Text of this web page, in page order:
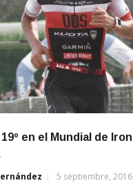
en el Mundial de
5 septiembre, 2016